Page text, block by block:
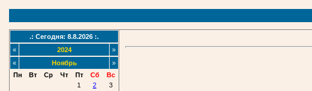
.: Сегодня: 8.8.2026 :.
«
2024
»
«
Ноябрь
»
Пн
Вт Ср Чт Пт Сб
Вс
1
2
3